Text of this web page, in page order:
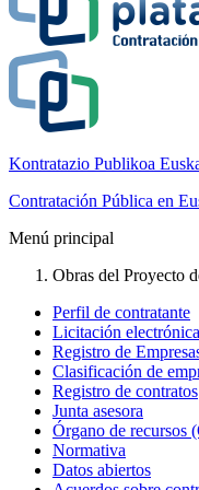
Kontratazio Publikoa
Contratación Pública en
Menú principal
Obras del Proyecto
Perfil de contratante
Licitación electrónica
Registro de
Clasificación de
Registro de contratos
Junta asesora
Órgano de recursos
Normativa
Datos abiertos